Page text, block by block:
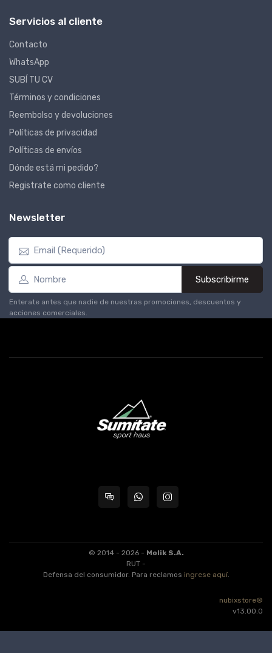
Servicios al cliente
Contacto
WhatsApp
SUBÍ TU CV
Términos y condiciones
Reembolso y devoluciones
Políticas de privacidad
Políticas de envíos
Dónde está mi pedido?
Registrate como cliente
Newsletter
Subscribirme
Enterate antes que nadie de nuestras promociones, descuentos y
acciones comerciales.
© 2014 - 2026 - Molik S.A.
RUT -
Defensa del consumidor. Para reclamos ingrese aquí.
nubixstore®
v13.00.0